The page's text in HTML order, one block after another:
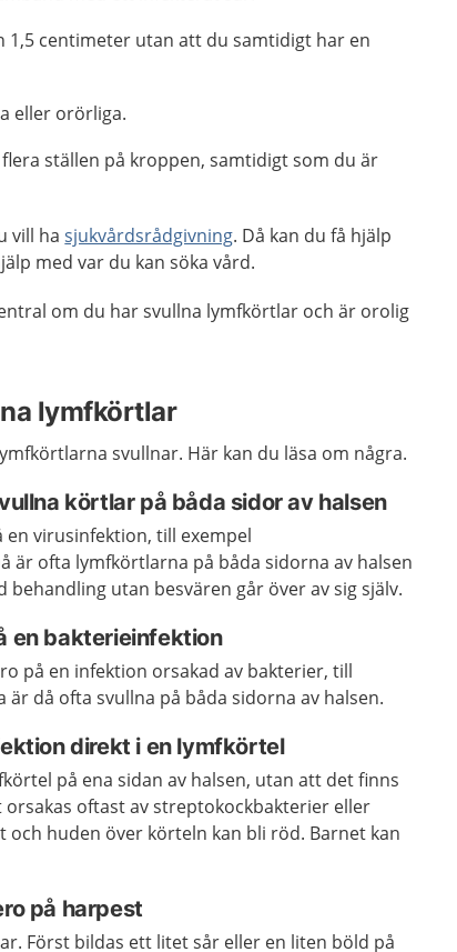
1,5 centimeter utan att du samtidigt har en
eller orörliga.
ställen på kroppen, samtidigt som du är
vill hasjukvårdsrådgivning. Då kan du få hjälp
med var du kan söka vård.
om du har svullna lymfkörtlar och är orolig
lymfkörtlar
svullnar. Här kan du läsa om några.
körtlar på båda sidor av halsen
virusinfektion, till exempel
är ofta lymfkörtlarna på båda sidorna av halsen
behandling utan besvären går över av sig själv.
en bakterieinfektion
på en infektion orsakad av bakterier, till
är då ofta svullna på båda sidorna av halsen.
direkt i en lymfkörtel
på ena sidan av halsen, utan att det finns
oftast av streptokockbakterier eller
och huden över körteln kan bli röd. Barnet kan
på harpest
Först bildas ett litet sår eller en liten böld på